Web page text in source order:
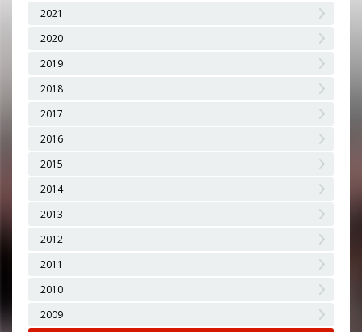
2021
2020
2019
2018
2017
2016
2015
2014
2013
2012
2011
2010
2009